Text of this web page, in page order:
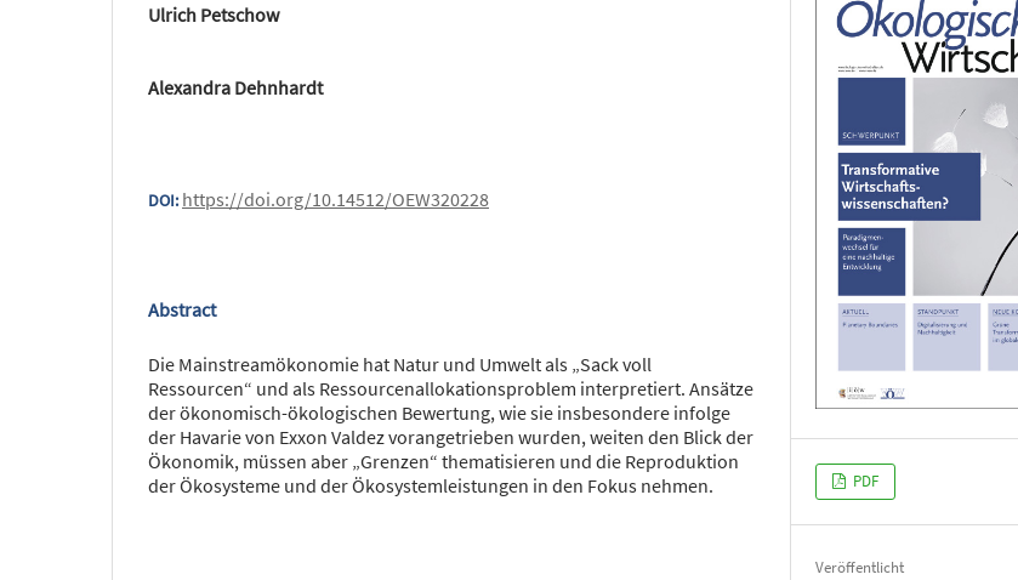
Ulrich Petschow
Alexandra Dehnhardt
DOI: https://doi.org/10.14512/OEW320228
Abstract
Die Mainstreamökonomie hat Natur und Umwelt als „Sack voll
Ressourcen“ und als Ressourcenallokationsproblem interpretiert. Ansätze
der ökonomisch-ökologischen Bewertung, wie sie insbesondere infolge
der Havarie von Exxon Valdez vorangetrieben wurden, weiten den Blick der
Ökonomik, müssen aber „Grenzen“ thematisieren und die Reproduktion
der Ökosysteme und der Ökosystemleistungen in den Fokus nehmen.
PDF
Veröffentlicht